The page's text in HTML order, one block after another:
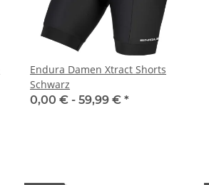
Endura Damen Xtract Shorts
Schwarz
0,00 € - 59,99 € *